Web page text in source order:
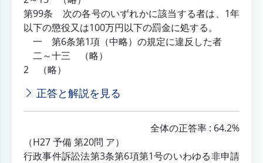
第99条 次の各号のいずれかに該当する者は、1年
以下の懲役又は100万円以下の罰金に処する。
一 第6条第1項（中略）の規定に違反した者
二～十三 （略）
2 （略）
正答と解説を見る
全体の正答率 : 64.2%
（H27 予備 第20問 ア）
行政事件訴訟法第3条第6項第1号のいわゆる非申請